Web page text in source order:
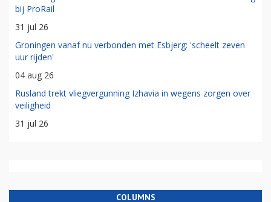
bij ProRail
31 jul 26
Groningen vanaf nu verbonden met Esbjerg: 'scheelt zeven
uur rijden'
04 aug 26
Rusland trekt vliegvergunning Izhavia in wegens zorgen over
veiligheid
31 jul 26
COLUMNS